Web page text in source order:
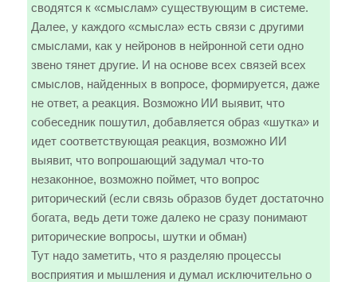
сводятся к «смыслам» существующим в системе.
Далее, у каждого «смысла» есть связи с другими
смыслами, как у нейронов в нейронной сети одно
звено тянет другие. И на основе всех связей всех
смыслов, найденных в вопросе, формируется, даже
не ответ, а реакция. Возможно ИИ выявит, что
собеседник пошутил, добавляется образ «шутка» и
идет соответствующая реакция, возможно ИИ
выявит, что вопрошающий задумал что-то
незаконное, возможно поймет, что вопрос
риторический (если связь образов будет достаточно
богата, ведь дети тоже далеко не сразу понимают
риторические вопросы, шутки и обман)
Тут надо заметить, что я разделяю процессы
восприятия и мышления и думал исключительно о